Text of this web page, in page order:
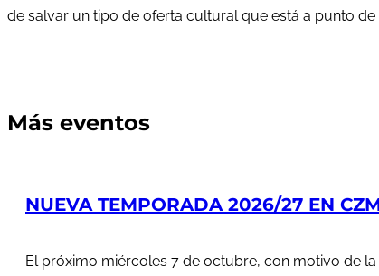
de salvar un tipo de oferta cultural que está a punto de
Más eventos
NUEVA TEMPORADA 2026/27 EN
El próximo miércoles 7 de octubre, con motivo de